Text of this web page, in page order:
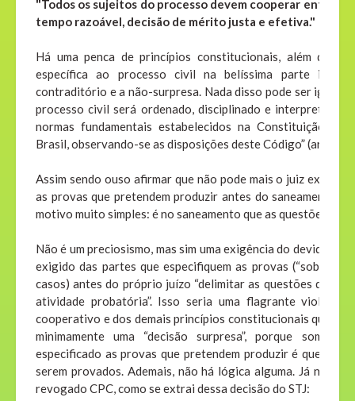
"Todos os sujeitos do processo devem cooperar entre si
tempo razoável, decisão de mérito justa e efetiva."
Há uma penca de princípios constitucionais, além da
específica ao processo civil na belíssima parte
contraditório e a não-surpresa. Nada disso pode ser
processo civil será ordenado, disciplinado e interpretado
normas fundamentais estabelecidos na Constituição da
Brasil, observando-se as disposições deste Código” (art. 1º
Assim sendo ouso afirmar que não pode mais o juiz exigir
as provas que pretendem produzir antes do saneamento
motivo muito simples: é no saneamento que as questões de
Não é um preciosismo, mas sim uma exigência do devido
exigido das partes que especifiquem as provas (“sob pena
casos) antes do próprio juízo “delimitar as questões de
atividade probatória”. Isso seria uma flagrante violação
cooperativo e dos demais princípios constitucionais que
minimamente uma “decisão surpresa”, porque
especificado as provas que pretendem produzir é que o
serem provados. Ademais, não há lógica alguma. Já não
revogado CPC, como se extrai dessa decisão do STJ: